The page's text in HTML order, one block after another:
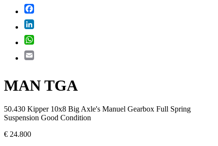
MAN TGA
50.430 Kipper 10x8 Big Axle's Manuel Gearbox Full Spring
Suspension Good Condition
€ 24.800